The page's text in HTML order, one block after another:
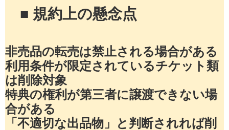
■ 規約上の懸念点
非売品の転売は禁止される場合がある
利用条件が限定されているチケット類
は削除対象
特典の権利が第三者に譲渡できない場
合がある
「不適切な出品物」と判断されれば削